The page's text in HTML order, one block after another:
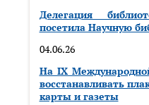
Делегация
посетила Научную
04.06.26
На IX
восстанавливать
карты и газеты